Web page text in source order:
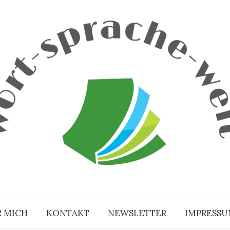
MICH KONTAKT NEWSLETTER